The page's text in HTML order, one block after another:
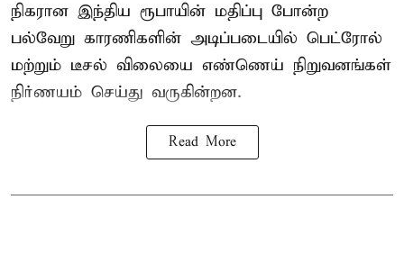
நிகரான இந்திய ரூபாயின் மதிப்பு போன்ற
பல்வேறு காரணிகளின் அடிப்படையில் பெட்ரோல்
மற்றும் டீசல் விலையை எண்ணெய் நிறுவனங்கள்
நிர்ணயம் செய்து வருகின்றன.
Read More